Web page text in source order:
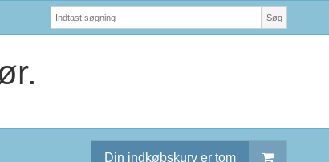
Søg
Din indkøbskurv er tom